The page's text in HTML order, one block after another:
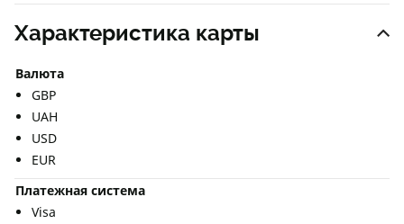
Характеристика карты
Валюта
GBP
UAH
USD
EUR
Платежная система
Visa